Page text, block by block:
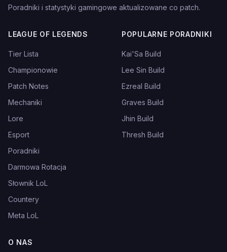
Poradniki i statystyki gamingowe aktualizowane co patch.
LEAGUE OF LEGENDS
Tier Lista
Championowie
Patch Notes
Mechaniki
Lore
Esport
Poradniki
Darmowa Rotacja
Słownik LoL
Countery
Meta LoL
POPULARNE PORADNIKI
Kai'Sa Build
Lee Sin Build
Ezreal Build
Graves Build
Jhin Build
Thresh Build
O NAS